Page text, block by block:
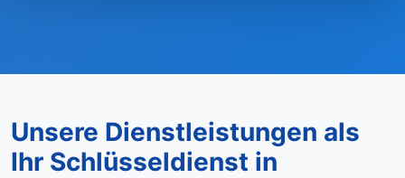
Unsere Dienstleistungen als
Ihr Schlüsseldienst in